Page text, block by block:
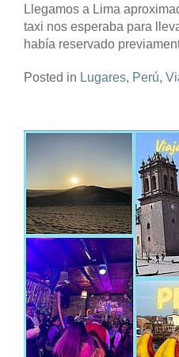
Llegamos a Lima
taxi nos esperaba para
había reservado
Posted in Lugares, Perú,